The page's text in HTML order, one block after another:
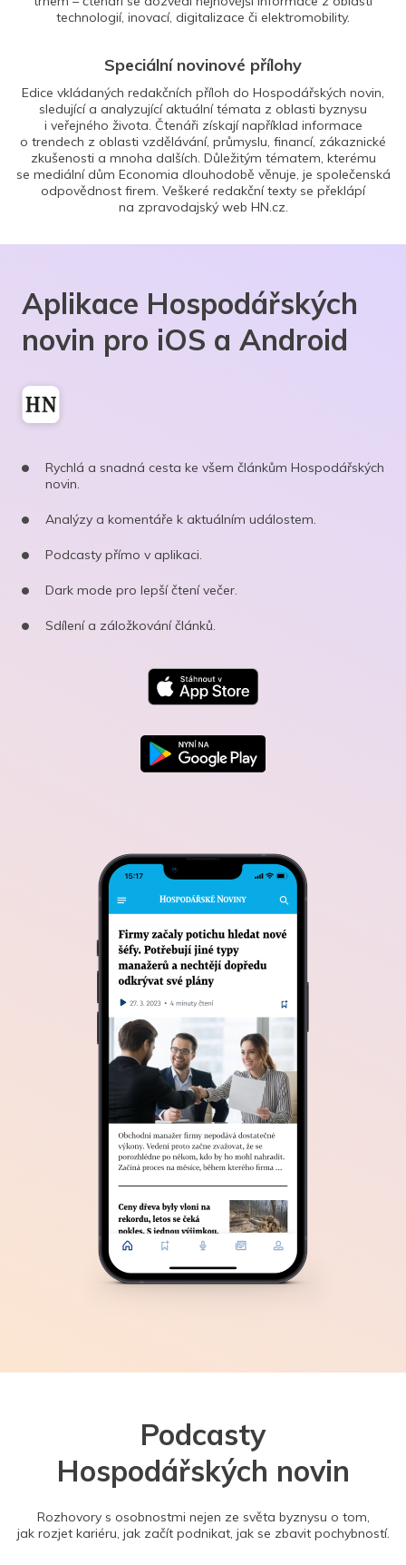
technologií, inovací, digitalizace či elektromobility.
Speciální novinové přílohy
Edice vkládaných redakčních příloh do Hospodářských novin,
sledující a analyzující aktuální témata z oblasti byznysu
i veřejného života. Čtenáři získají například informace
o trendech z oblasti vzdělávání, průmyslu, financí, zákaznické
zkušenosti a mnoha dalších. Důležitým tématem, kterému
se mediální dům Economia dlouhodobě věnuje, je společenská
odpovědnost firem. Veškeré redakční texty se překlápí
na zpravodajský web HN.cz.
Aplikace Hospodářských
novin pro iOS a Android
Rychlá a snadná cesta ke všem článkům Hospodářských
novin.
Analýzy a komentáře k aktuálním událostem.
Podcasty přímo v aplikaci.
Dark mode pro lepší čtení večer.
Sdílení a záložkování článků.
Podcasty
Hospodářských novin
Rozhovory s osobnostmi nejen ze světa byznysu o tom,
jak rozjet kariéru, jak začít podnikat, jak se zbavit pochybností.